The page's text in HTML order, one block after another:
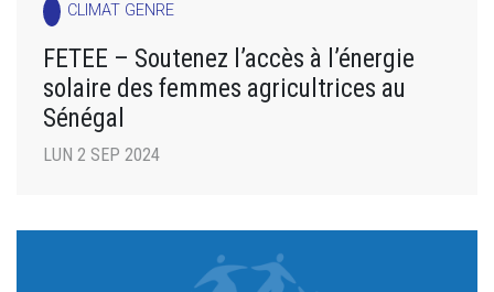
CLIMAT GENRE
FETEE – Soutenez l’accès à l’énergie
solaire des femmes agricultrices au
Sénégal
LUN 2 SEP 2024